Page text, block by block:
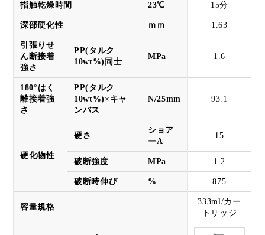
指触乾燥時間 23℃ 15分
深部硬化性 ｍｍ 1.63
引張りせ
ん断接着
強さ
PP(タルク
10wt%)同士
MPa 1.6
180°はく
離接着強
さ
PP(タルク
10wt%)×キャ
ンバス
N/25mm 93.1
硬化物性
硬さ
ショア
ーA
15
破断強度 MPa 1.2
破断時伸び % 875
容量規格
333ml/カー
トリッジ